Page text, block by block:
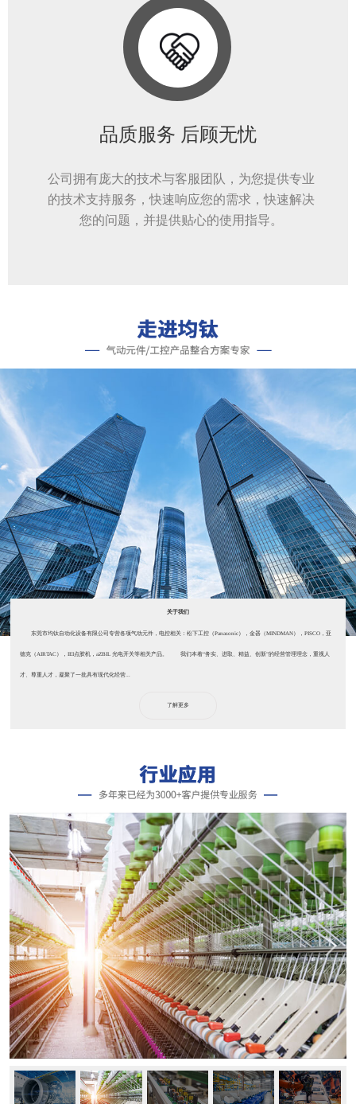
品质服务 后顾无忧
公司拥有庞大的技术与客服团队，为您提供专业
的技术支持服务，快速响应您的需求，快速解决
您的问题，并提供贴心的使用指导。
关于我们
东莞市均钛自动化设备有限公司专营各项气动元件，电控相关：松下工控（Panasonic），金器（MINDMAN），PISCO，亚
德克（AIRTAC），IEI点胶机，aZBIL 光电开关等相关产品。 我们本着“务实、进取、精益、创新”的经营管理理念，重视人
才、尊重人才，凝聚了一批具有现代化经营...
了解更多